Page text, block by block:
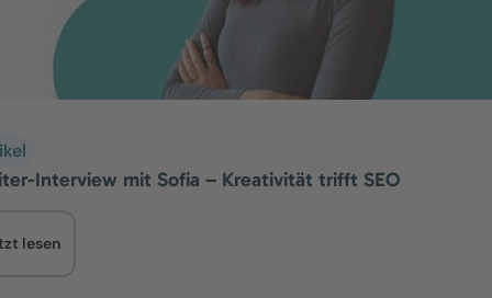
Interview mit Sofia – Kreativität trifft SEO
lesen